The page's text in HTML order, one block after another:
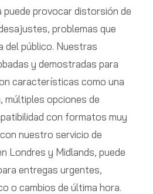
puede provocar distorsión de
problemas que
del público. Nuestras
y demostradas para
características como una
opciones de
con formatos muy
nuestro servicio de
Londres y Midlands, puede
entregas urgentes,
o cambios de última hora.